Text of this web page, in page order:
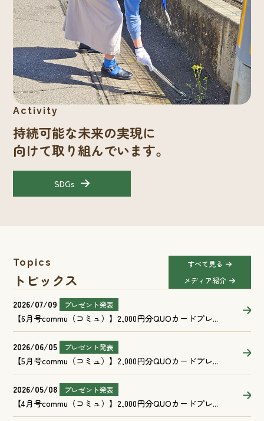
持続可能な未来の実現に
向けて取り組んでいます。
SDGs
トピックス
すべて見る
メディア紹介
2026/07/09 プレゼント発表
【6月号commu（コミュ）】2,000円分QUOカードプレ...
2026/06/05 プレゼント発表
【5月号commu（コミュ）】2,000円分QUOカードプレ...
2026/05/08 プレゼント発表
【4月号commu（コミュ）】2,000円分QUOカードプレ...